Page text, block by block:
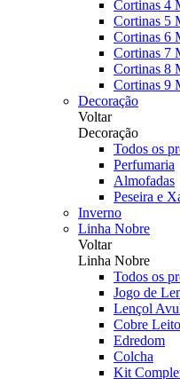
Cortinas 4
Cortinas 5
Cortinas 6
Cortinas 7
Cortinas 8
Cortinas 9
Decoração
Voltar
Decoração
Todos os
Perfumaria
Almofadas
Peseira e
Inverno
Linha Nobre
Voltar
Linha Nobre
Todos os
Jogo de
Lençol
Cobre Leito
Edredom
Colcha
Kit